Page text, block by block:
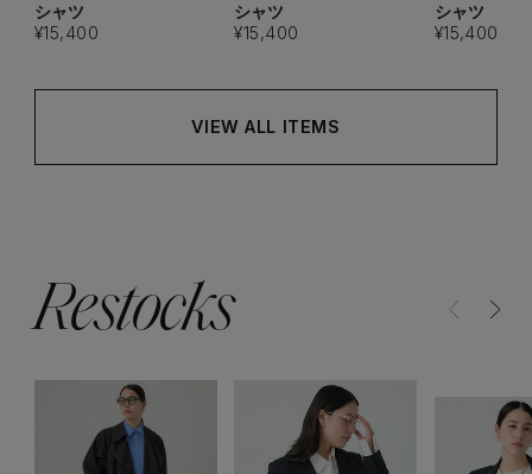
シャツ
¥15,400
シャツ
¥15,400
シャツ
¥15,400
VIEW ALL ITEMS
Restocks